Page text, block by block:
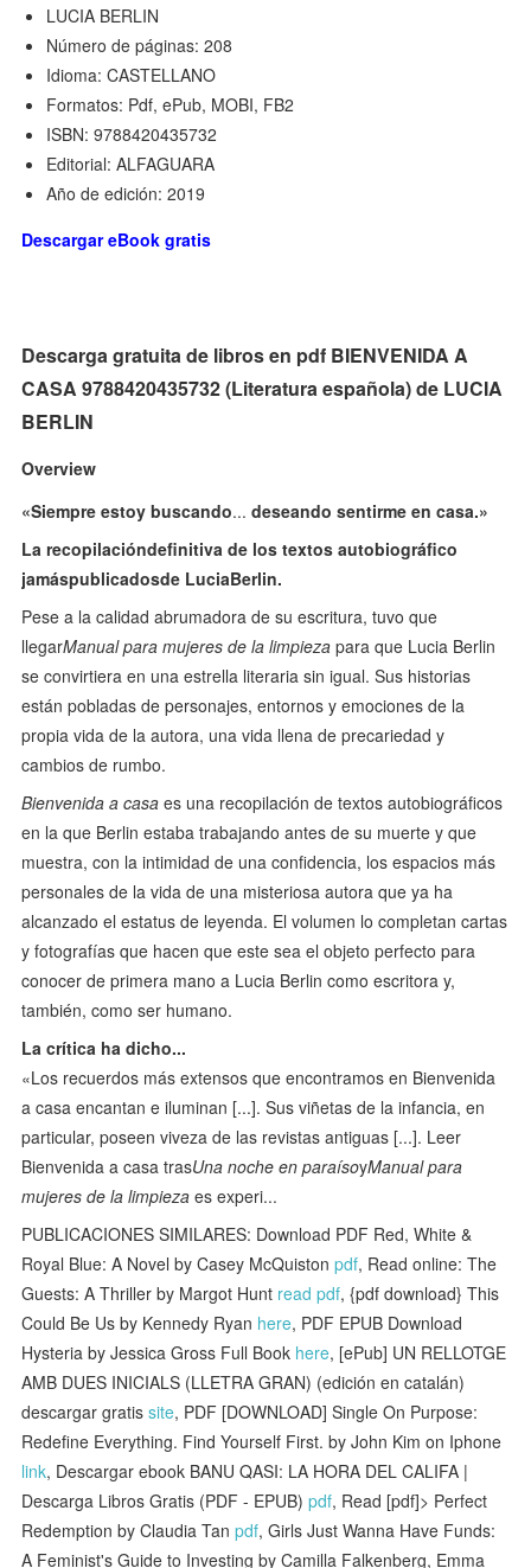
LUCIA BERLIN
Número de páginas: 208
Idioma: CASTELLANO
Formatos: Pdf, ePub, MOBI, FB2
ISBN: 9788420435732
Editorial: ALFAGUARA
Año de edición: 2019
Descargar eBook gratis
Descarga gratuita de libros en pdf BIENVENIDA A
CASA 9788420435732 (Literatura española) de LUCIA
BERLIN
Overview
«Siempre estoy buscando... deseando sentirme en casa.»
La recopilacióndefinitiva de los textos autobiográfico
jamáspublicadosde LuciaBerlin.
Pese a la calidad abrumadora de su escritura, tuvo que
llegarManual para mujeres de la limpieza para que Lucia Berlin
se convirtiera en una estrella literaria sin igual. Sus historias
están pobladas de personajes, entornos y emociones de la
propia vida de la autora, una vida llena de precariedad y
cambios de rumbo.
Bienvenida a casa es una recopilación de textos autobiográficos
en la que Berlin estaba trabajando antes de su muerte y que
muestra, con la intimidad de una confidencia, los espacios más
personales de la vida de una misteriosa autora que ya ha
alcanzado el estatus de leyenda. El volumen lo completan cartas
y fotografías que hacen que este sea el objeto perfecto para
conocer de primera mano a Lucia Berlin como escritora y,
también, como ser humano.
La crítica ha dicho...
«Los recuerdos más extensos que encontramos en Bienvenida
a casa encantan e iluminan [...]. Sus viñetas de la infancia, en
particular, poseen viveza de las revistas antiguas [...]. Leer
Bienvenida a casa trasUna noche en paraísoyManual para
mujeres de la limpieza es experi...
PUBLICACIONES SIMILARES: Download PDF Red, White &
Royal Blue: A Novel by Casey McQuistonpdf, Read online: The
Guests: A Thriller by Margot Hunt read pdf, {pdf download} This
Could Be Us by Kennedy Ryan here, PDF EPUB Download
Hysteria by Jessica Gross Full Book here, [ePub] UN RELLOTGE
AMB DUES INICIALS (LLETRA GRAN) (edición en catalán)
descargar gratissite, PDF [DOWNLOAD] Single On Purpose:
Redefine Everything. Find Yourself First. by John Kim on Iphone
link, Descargar ebook BANU QASI: LA HORA DEL CALIFA |
Descarga Libros Gratis (PDF - EPUB)pdf, Read [pdf]> Perfect
Redemption by Claudia Tanpdf, Girls Just Wanna Have Funds:
A Feminist's Guide to Investing by Camilla Falkenberg, Emma